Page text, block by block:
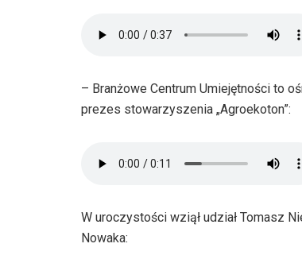
– Branżowe Centrum Umiejętności to
prezes stowarzyszenia „Agroekoton”:
W uroczystości wziął udział Tomasz
Nowaka: